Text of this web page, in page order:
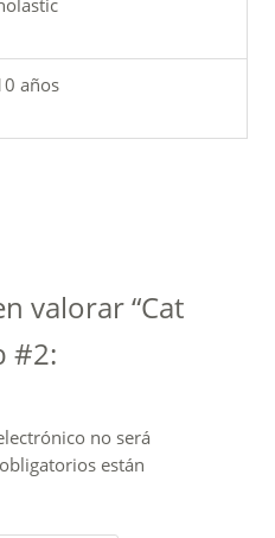
años
valorar “Cat
#2:
no será
están